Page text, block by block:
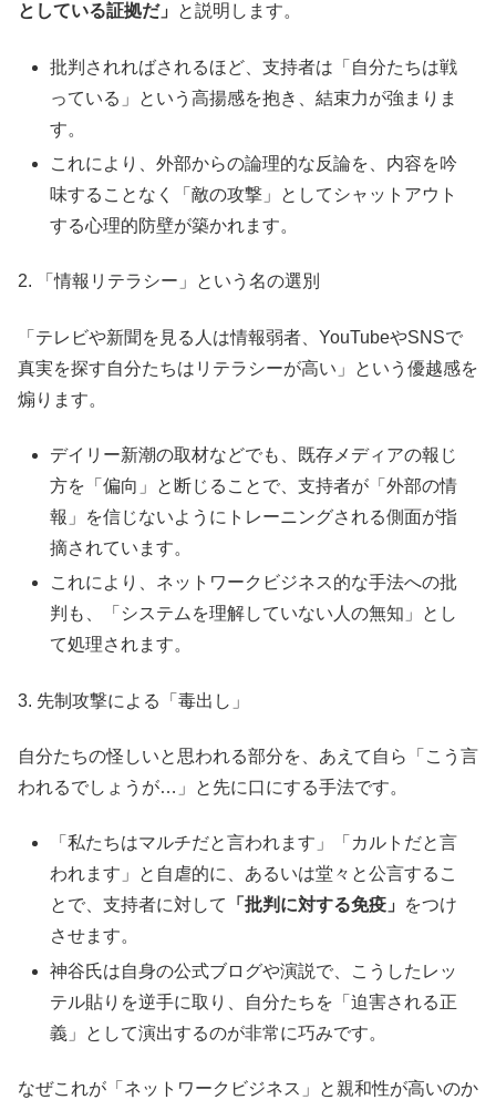
としている証拠だ」
と説明します。
批判されればされるほど、支持者は「自分たちは戦
っている」という高揚感を抱き、結束力が強まりま
す。
これにより、外部からの論理的な反論を、内容を吟
味することなく「敵の攻撃」としてシャットアウト
する心理的防壁が築かれます。
2. 「情報リテラシー」という名の選別
「テレビや新聞を見る人は情報弱者、YouTubeやSNSで
真実を探す自分たちはリテラシーが高い」という優越感を
煽ります。
デイリー新潮の取材などでも、既存メディアの報じ
方を「偏向」と断じることで、支持者が「外部の情
報」を信じないようにトレーニングされる側面が指
摘されています。
これにより、ネットワークビジネス的な手法への批
判も、「システムを理解していない人の無知」とし
て処理されます。
3. 先制攻撃による「毒出し」
自分たちの怪しいと思われる部分を、あえて自ら「こう言
われるでしょうが…」と先に口にする手法です。
「私たちはマルチだと言われます」「カルトだと言
われます」と自虐的に、あるいは堂々と公言するこ
とで、支持者に対して
「批判に対する免疫」
をつけ
させます。
神谷氏は自身の公式ブログや演説で、こうしたレッ
テル貼りを逆手に取り、自分たちを「迫害される正
義」として演出するのが非常に巧みです。
なぜこれが「ネットワークビジネス」と親和性が高いのか